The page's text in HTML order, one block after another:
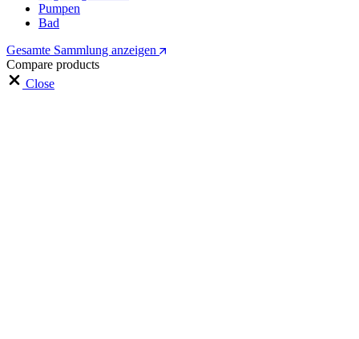
Pumpen
Bad
Gesamte Sammlung anzeigen
Compare products
Close